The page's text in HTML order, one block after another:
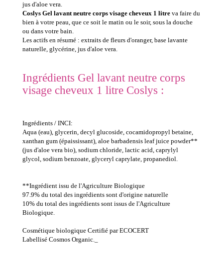
jus d'aloe vera.
Coslys Gel lavant neutre corps visage cheveux 1 litre va faire du
bien à votre peau, que ce soit le matin ou le soir, sous la douche
ou dans votre bain.
Les actifs en résumé : extraits de fleurs d'oranger, base lavante
naturelle, glycérine, jus d'aloe vera.
Ingrédients Gel lavant neutre corps
visage cheveux 1 litre Coslys :
Ingrédients / INCI:
Aqua (eau), glycerin, decyl glucoside, cocamidopropyl betaine,
xanthan gum (épaississant), aloe barbadensis leaf juice powder**
(jus d'aloe vera bio), sodium chloride, lactic acid, caprylyl
glycol, sodium benzoate, glyceryl caprylate, propanediol.
**Ingrédient issu de l'Agriculture Biologique
97.9% du total des ingrédients sont d'origine naturelle
10% du total des ingrédients sont issus de l'Agriculture
Biologique.
Cosmétique biologique Certifié par ECOCERT
Labellisé Cosmos Organic._